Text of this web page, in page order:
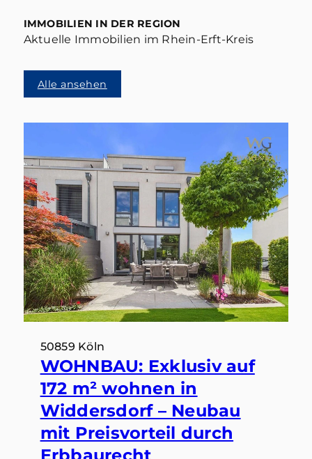
IMMOBILIEN IN DER REGION
Aktuelle Immobilien im Rhein-Erft-Kreis
Alle ansehen
50859 Köln
WOHNBAU: Exklusiv auf
172 m² wohnen in
Widdersdorf – Neubau
mit Preisvorteil durch